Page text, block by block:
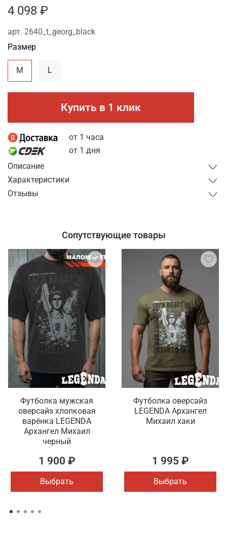
арт. 2640_t_georg_black
4 098 ₽
Купить в 1 клик
от 1 часа
от 1 дня
Размер
M L
Описание
Характеристики
Отзывы
Сопутствующие товары
Футболка мужская
оверсайз хлопковая
варёнка LEGENDA
Архангел Михаил
черный
1 900 ₽
Выбрать
Футболка оверсайз
LEGENDA Архангел
Михаил хаки
1 995 ₽
Выбрать